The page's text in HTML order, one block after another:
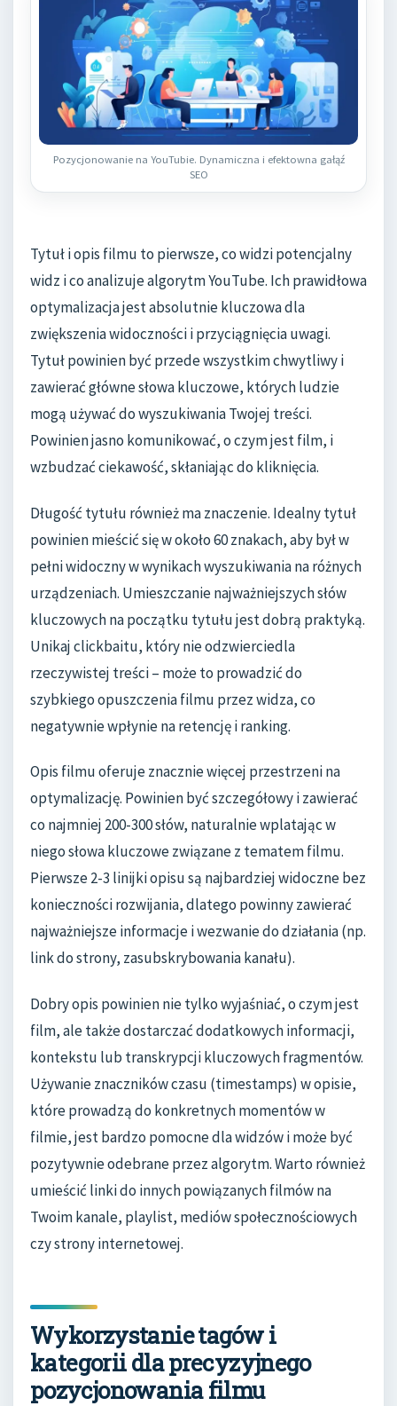
Pozycjonowanie na YouTubie. Dynamiczna i efektowna gałąź
SEO
Tytuł i opis filmu to pierwsze, co widzi potencjalny
widz i co analizuje algorytm YouTube. Ich prawidłowa
optymalizacja jest absolutnie kluczowa dla
zwiększenia widoczności i przyciągnięcia uwagi.
Tytuł powinien być przede wszystkim chwytliwy i
zawierać główne słowa kluczowe, których ludzie
mogą używać do wyszukiwania Twojej treści.
Powinien jasno komunikować, o czym jest film, i
wzbudzać ciekawość, skłaniając do kliknięcia.
Długość tytułu również ma znaczenie. Idealny tytuł
powinien mieścić się w około 60 znakach, aby był w
pełni widoczny w wynikach wyszukiwania na różnych
urządzeniach. Umieszczanie najważniejszych słów
kluczowych na początku tytułu jest dobrą praktyką.
Unikaj clickbaitu, który nie odzwierciedla
rzeczywistej treści – może to prowadzić do
szybkiego opuszczenia filmu przez widza, co
negatywnie wpłynie na retencję i ranking.
Opis filmu oferuje znacznie więcej przestrzeni na
optymalizację. Powinien być szczegółowy i zawierać
co najmniej 200-300 słów, naturalnie wplatając w
niego słowa kluczowe związane z tematem filmu.
Pierwsze 2-3 linijki opisu są najbardziej widoczne bez
konieczności rozwijania, dlatego powinny zawierać
najważniejsze informacje i wezwanie do działania (np.
link do strony, zasubskrybowania kanału).
Dobry opis powinien nie tylko wyjaśniać, o czym jest
film, ale także dostarczać dodatkowych informacji,
kontekstu lub transkrypcji kluczowych fragmentów.
Używanie znaczników czasu (timestamps) w opisie,
które prowadzą do konkretnych momentów w
filmie, jest bardzo pomocne dla widzów i może być
pozytywnie odebrane przez algorytm. Warto również
umieścić linki do innych powiązanych filmów na
Twoim kanale, playlist, mediów społecznościowych
czy strony internetowej.
Wykorzystanie tagów i
kategorii dla precyzyjnego
pozycjonowania filmu